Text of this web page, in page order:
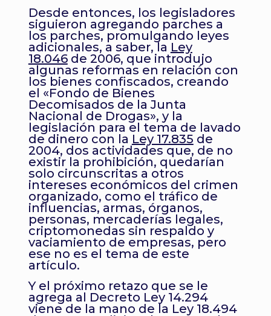
Desde entonces, los legisladores
siguieron agregando parches a
los parches, promulgando leyes
adicionales, a saber, la Ley
18.046de 2006, que introdujo
algunas reformas en relación con
los bienes confiscados, creando
el «Fondo de Bienes
Decomisados de la Junta
Nacional de Drogas», y la
legislación para el tema de lavado
de dinero con la Ley 17.835 de
2004, dos actividades que, de no
existir la prohibición, quedarían
solo circunscritas a otros
intereses económicos del crimen
organizado, como el tráfico de
influencias, armas, órganos,
personas, mercaderías legales,
criptomonedas sin respaldo y
vaciamiento de empresas, pero
ese no es el tema de este
artículo.
Y el próximo retazo que se le
agrega al Decreto Ley 14.294
viene de la mano de la Ley 18.494